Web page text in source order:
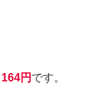
164円 です。